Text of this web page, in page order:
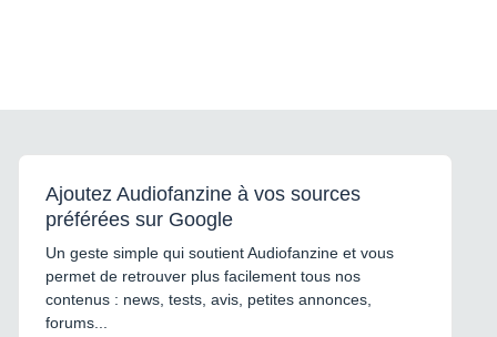
Ajoutez Audiofanzine à vos sources
préférées sur Google
Un geste simple qui soutient Audiofanzine et vous
permet de retrouver plus facilement tous nos
contenus : news, tests, avis, petites annonces,
forums...